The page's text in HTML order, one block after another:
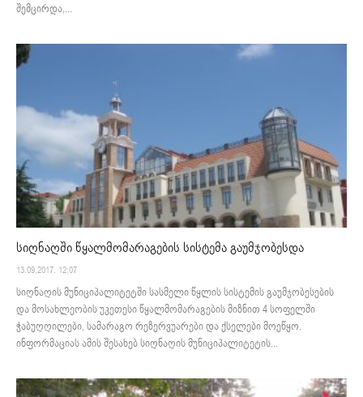
შემცირდა,...
სიღნაღში წყალმომარაგების სისტემა გაუმჯობესდა
13.09.2017. 12:07
სიღნაღის მუნიციპალიტეტში სასმელი წყლის სისტემის გაუმჯობესების
და მოსახლეობის უკეთესი წყალმომარაგების მიზნით 4 სოფელში
ჭაბუღღილები, სამარაგო რეზერვუარები და ქსელები მოეწყო.
ინფორმაციას ამის შესახებ სიღნაღის მუნიციპალიტეტის...